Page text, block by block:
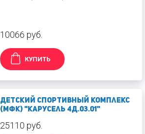
10066 руб.
КУПИТЬ
Детский спортивный комплекс
(МФК) "Карусель 4Д.03.01"
25110 руб.